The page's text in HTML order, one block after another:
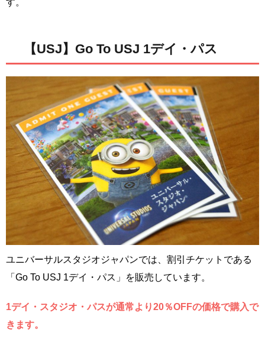
【USJ】Go To USJ 1デイ・パス
ユニバーサルスタジオジャパンでは、割引チケットである
「Go To USJ 1デイ・パス」を販売しています。
1デイ・スタジオ・パスが通常より20％OFFの価格で購入で
きます。